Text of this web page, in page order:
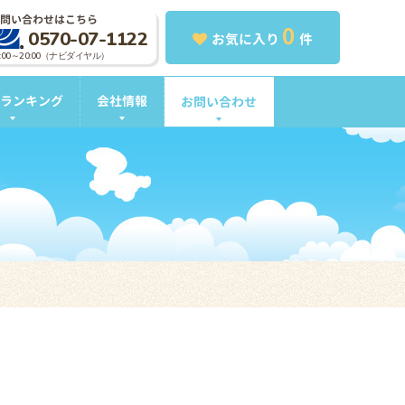
お気に入り 0 件
い合わせはこちら
0570-07-1122
～20:00（ナビダイヤル）
ンキング 会社情報 お問い合わせ